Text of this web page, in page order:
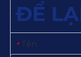
ĐỂ
* Tên